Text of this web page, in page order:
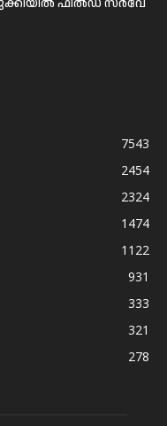
7543
2454
2324
1474
1122
931
333
321
278